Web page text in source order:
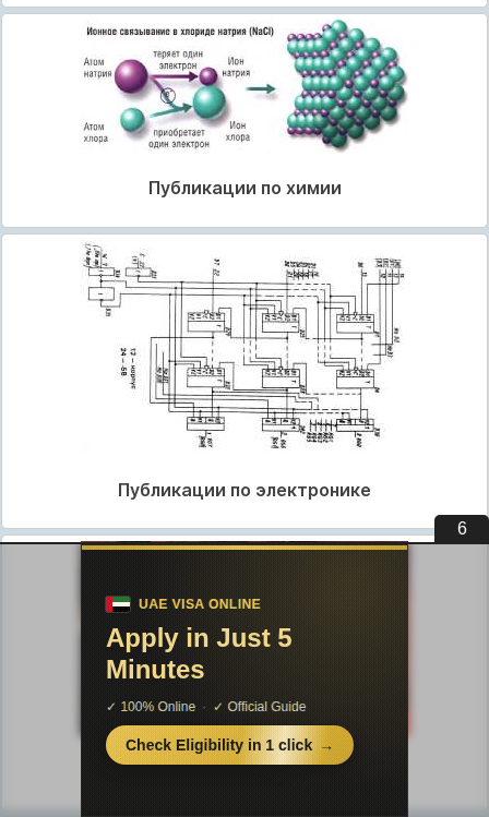
Публикации по химии
Публикации по электронике
Публикации по искусству
4